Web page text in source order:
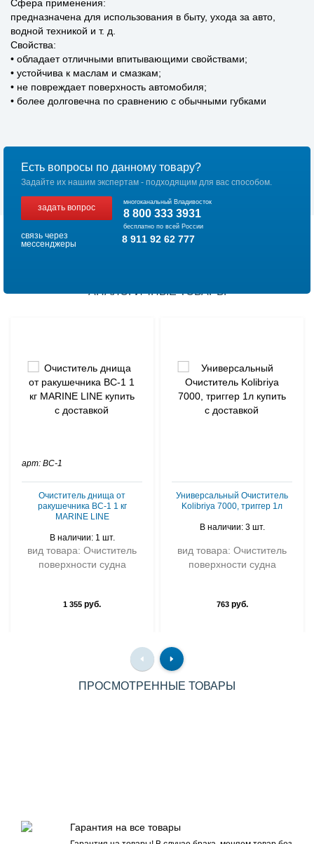
Сфера применения:
предназначена для использования в быту, ухода за авто,
водной техникой и т. д.
Свойства:
• обладает отличными впитывающими свойствами;
• устойчива к маслам и смазкам;
• не повреждает поверхность автомобиля;
• более долговечна по сравнению с обычными губками
Есть вопросы по данному товару?
Задайте их нашим экспертам - подходящим для вас способом.
задать вопрос
многоканальный Владивосток
8 800 333 3931
бесплатно по всей России
связь через
мессенджеры
8 911 92 62 777
АНАЛОГИЧНЫЕ ТОВАРЫ
арт: BC-1
Очиститель днища от
ракушечника BC-1 1 кг
MARINE LINE
В наличии: 1 шт.
вид товара: Очиститель
поверхности судна
1 355 руб.
Универсальный Очиститель
Kolibriya 7000, триггер 1л
В наличии: 3 шт.
вид товара: Очиститель
поверхности судна
763руб.
ПРОСМОТРЕННЫЕ ТОВАРЫ
Гарантия на все товары